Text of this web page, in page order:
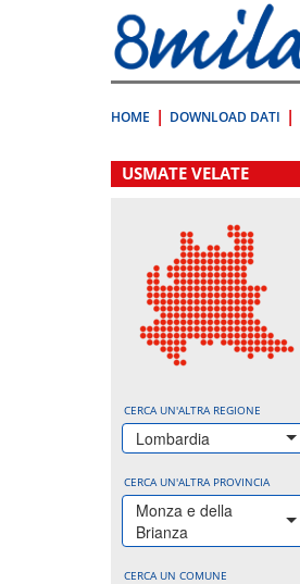
direttamente
a:
Contenuto
HOME DOWNLOAD DATI
USMATE VELATE
CERCA UN'ALTRA REGIONE
Lombardia
CERCA UN'ALTRA PROVINCIA
Monza e della
Brianza
CERCA UN COMUNE